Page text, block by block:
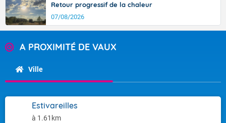
Retour progressif de la chaleur
07/08/2026
A PROXIMITÉ DE VAUX
Ville
Estivareilles
à 1.61km